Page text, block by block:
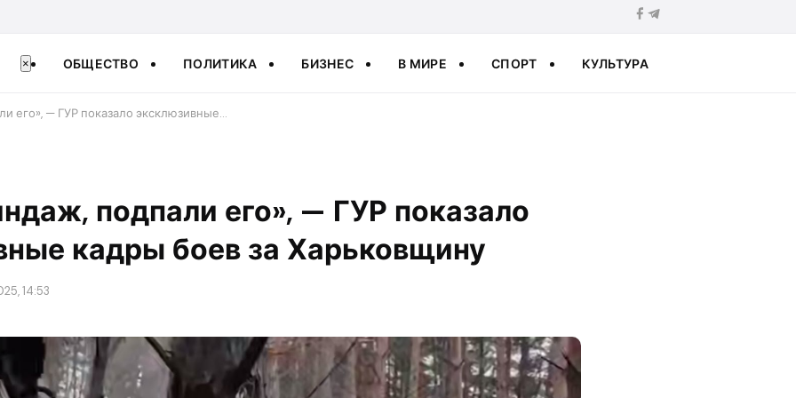
× ОБЩЕСТВО ПОЛИТИКА БИЗНЕС В МИРЕ СПОРТ КУЛЬТУРА
его», — ГУР показало эксклюзивные…
подпали его», — ГУР показало
кадры боев за Харьковщину
14:53